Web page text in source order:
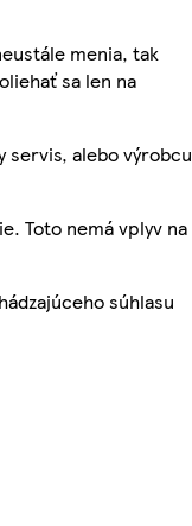
menia, tak
sa len na
servis, alebo výrobcu
Toto nemá vplyv na
súhlasu